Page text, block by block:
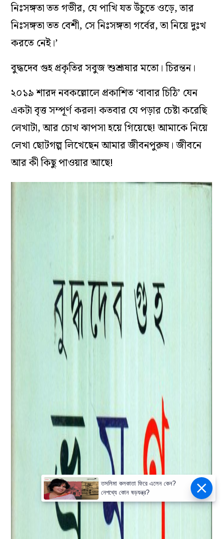
নিঃসঙ্গতা তত গভীর, যে পাখি যত উঁচুতে ওড়ে, তার
নিঃসঙ্গতা তত বেশী, সে নিঃসঙ্গতা গর্বের, তা নিয়ে দুঃখ
করতে নেই।’
বুদ্ধদেব গুহ প্রকৃতির সবুজ শুশ্রূষার মতো। চিরন্তন।
২০১৯ শারদ নবকল্লোলে প্রকাশিত ‘বাবার চিঠি’ যেন
একটা বৃত্ত সম্পূর্ণ করল! কতবার যে পড়ার চেষ্টা করেছি
লেখাটা, আর চোখ ঝাপসা হয়ে গিয়েছে! আমাকে নিয়ে
লেখা ছোটগল্প লিখেছেন আমার জীবনপুরুষ। জীবনে
আর কী কিছু পাওয়ার আছে!
তসলিমা কলকাতা ফিরে এলেন কেন?
নেপথ্যে কোন ষড়যন্ত্র?